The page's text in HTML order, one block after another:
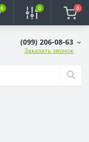
0 0 0
(099) 206-08-63
Заказать звонок